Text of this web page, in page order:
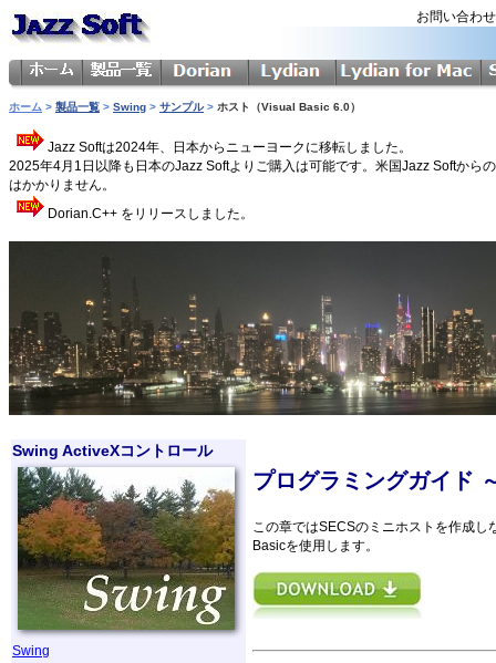
お問い合わ
ホーム > 製品一覧 > Swing > サンプル> ホスト（Visual Basic 6.0）
Jazz Softは2024年、日本からニューヨークに移転しました。
2025年4月1日以降も日本のJazz Softよりご購入は可能です。米国Jazz Softから
はかかりません。
Dorian.C++ をリリースしました。
Swing ActiveXコントロール
Swing
プログラミングガイド
この章ではSECSのミニホストを作成
Basicを使用します。